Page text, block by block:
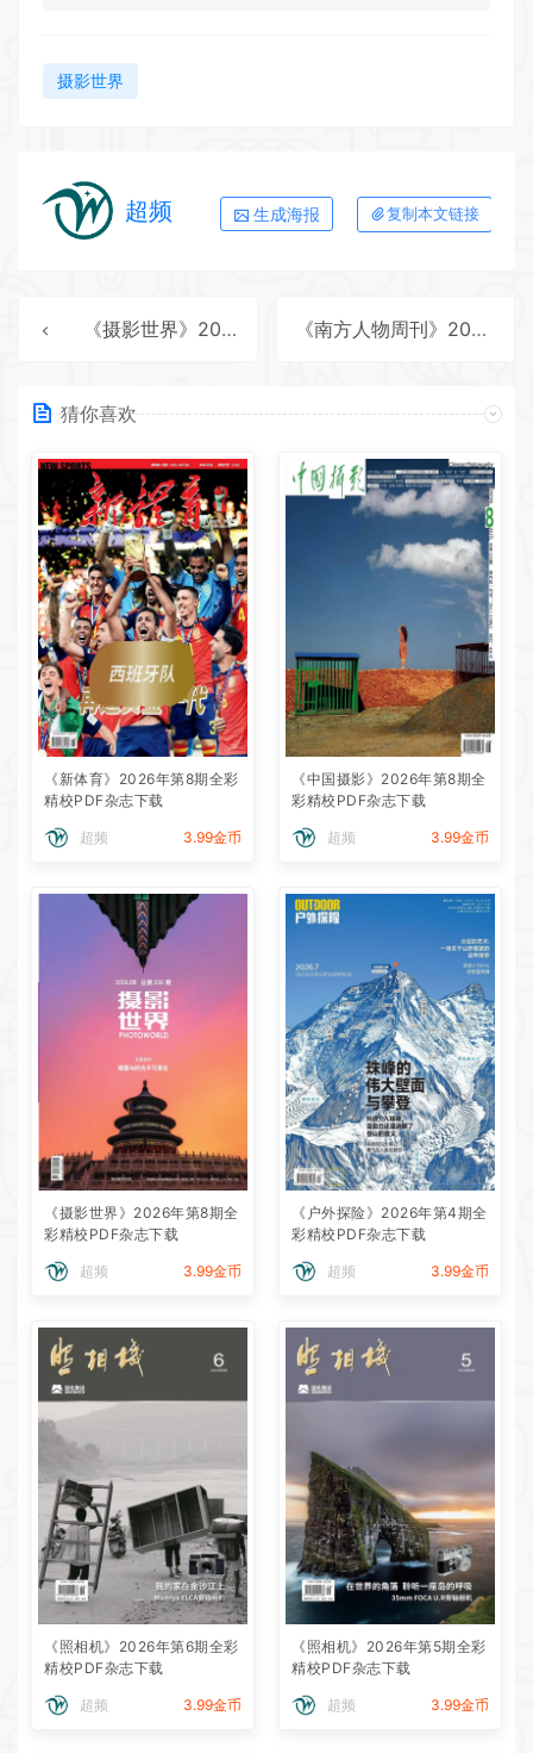
摄影世界
超频 生成海报 复制本文链接
《摄影世界》2025年第11期全彩精校PDF杂志下载 《南方人物周刊》2025年第38期全彩精校PDF杂志下载
猜你喜欢
《新体育》2026年第8期全彩
精校PDF杂志下载
超频 3.99金币
《中国摄影》2026年第8期全
彩精校PDF杂志下载
超频 3.99金币
《摄影世界》2026年第8期全
彩精校PDF杂志下载
超频 3.99金币
《户外探险》2026年第4期全
彩精校PDF杂志下载
超频 3.99金币
《照相机》2026年第6期全彩
精校PDF杂志下载
超频 3.99金币
《照相机》2026年第5期全彩
精校PDF杂志下载
超频 3.99金币